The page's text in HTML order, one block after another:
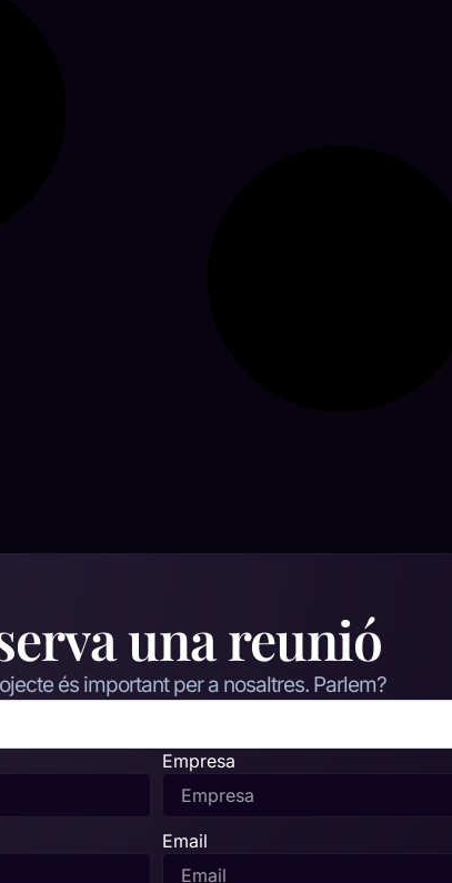
una reunió
és important per a nosaltres. Parlem?
Empresa
Email